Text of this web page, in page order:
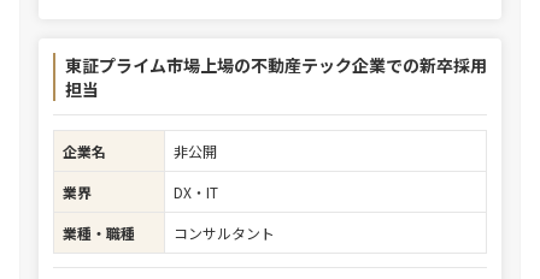
東証プライム市場上場の不動産テック企業での新卒採用
担当
企業名
非公開
業界
DX・IT
業種・職種
コンサルタント